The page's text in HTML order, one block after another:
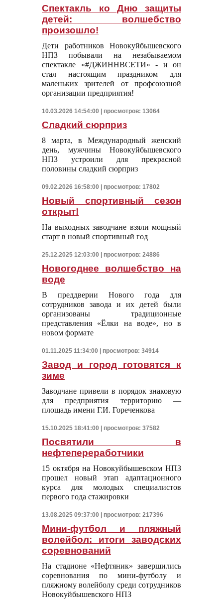
Спектакль ко Дню защиты
детей: волшебство
произошло!
Дети работников Новокуйбышевского
НПЗ побывали на незабываемом
спектакле «#ДЖИННВСЕТИ» - и он
стал настоящим праздником для
маленьких зрителей от профсоюзной
организации предприятия!
10.03.2026 14:54:00 | просмотров: 13064
Сладкий сюрприз
8 марта, в Международный женский
день, мужчины Новокуйбышевского
НПЗ устроили для прекрасной
половины сладкий сюрприз
09.02.2026 16:58:00 | просмотров: 17802
Новый спортивный сезон
открыт!
На выходных заводчане взяли мощный
старт в новый спортивный год
25.12.2025 12:03:00 | просмотров: 24886
Новогоднее волшебство на
воде
В преддверии Нового года для
сотрудников завода и их детей были
организованы традиционные
представления «Ёлки на воде», но в
новом формате
01.11.2025 11:34:00 | просмотров: 34914
Завод и город готовятся к
зиме
Заводчане привели в порядок знаковую
для предприятия территорию —
площадь имени Г.И. Гореченкова
15.10.2025 18:41:00 | просмотров: 37582
Посвятили в
нефтепереработчики
15 октября на Новокуйбышевском НПЗ
прошел новый этап адаптационного
курса для молодых специалистов
первого года стажировки
13.08.2025 09:37:00 | просмотров: 217396
Мини-футбол и пляжный
волейбол: итоги заводских
соревнований
На стадионе «Нефтяник» завершились
соревнования по мини-футболу и
пляжному волейболу среди сотрудников
Новокуйбышевского НПЗ